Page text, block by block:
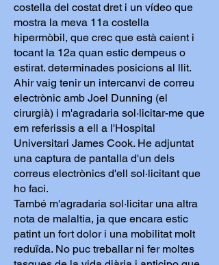
costella del costat dret i un vídeo que
mostra la meva 11a costella
hipermòbil, que crec que està caient i
tocant la 12a quan estic dempeus o
estirat. determinades posicions al llit.
Ahir vaig tenir un intercanvi de correu
electrònic amb Joel Dunning (el
cirurgià) i m'agradaria sol·licitar-me que
em referissis a ell a l'Hospital
Universitari James Cook. He adjuntat
una captura de pantalla d'un dels
correus electrònics d'ell sol·licitant que
ho faci.
També m'agradaria sol·licitar una altra
nota de malaltia, ja que encara estic
patint un fort dolor i una mobilitat molt
reduïda. No puc treballar ni fer moltes